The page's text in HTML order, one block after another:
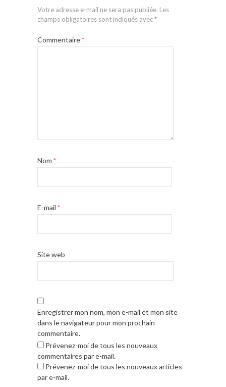
Votre adresse e-mail ne sera pas publiée. Les
champs obligatoires sont indiqués avec*
Commentaire*
Nom *
E-mail *
Site web
Enregistrer mon nom, mon e-mail et mon site
dans le navigateur pour mon prochain
commentaire.
Prévenez-moi de tous les nouveaux
commentaires par e-mail.
Prévenez-moi de tous les nouveaux articles
par e-mail.